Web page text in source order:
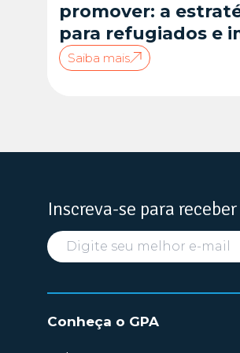
promover: a
para refugiados e
Saiba mais
Inscreva-se para
Conheça o GPA